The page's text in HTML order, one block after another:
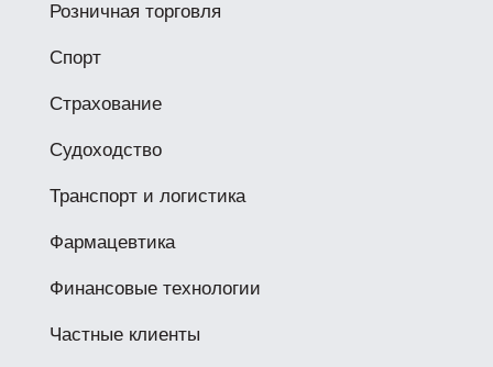
Розничная торговля
Спорт
Страхование
Судоходство
Транспорт и логистика
Фармацевтика
Финансовые технологии
Частные клиенты